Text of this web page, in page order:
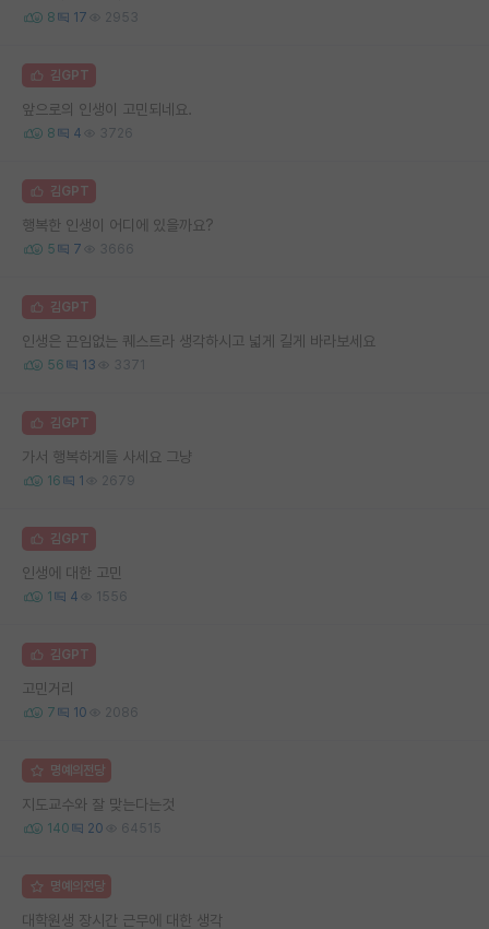
8 17 2953
김GPT
앞으로의 인생이 고민되네요.
8 4 3726
김GPT
행복한 인생이 어디에 있을까요?
5 7 3666
김GPT
인생은 끈임없는 퀘스트라 생각하시고 넓게 길게 바라보세요
56 13 3371
김GPT
가서 행복하게들 사세요 그냥
16 1 2679
김GPT
인생에 대한 고민
1 4 1556
김GPT
고민거리
7 10 2086
명예의전당
지도교수와 잘 맞는다는것
140 20 64515
명예의전당
대학원생 장시간 근무에 대한 생각